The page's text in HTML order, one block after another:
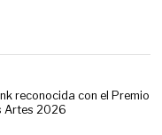
reconocida con el Premio
Artes 2026